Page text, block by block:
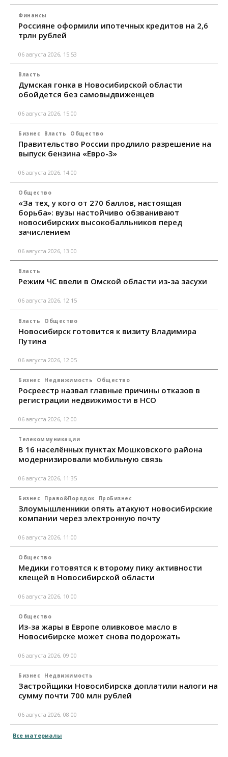
Финансы
Россияне оформили ипотечных кредитов на 2,6
трлн рублей
06 августа 2026, 15:53
Власть
Думская гонка в Новосибирской области
обойдется без самовыдвиженцев
06 августа 2026, 15:00
Бизнес Власть Общество
Правительство России продлило разрешение на
выпуск бензина «Евро-3»
06 августа 2026, 14:00
Общество
«За тех, у кого от 270 баллов, настоящая
борьба»: вузы настойчиво обзванивают
новосибирских высокобалльников перед
зачислением
06 августа 2026, 13:00
Власть
Режим ЧС ввели в Омской области из-за засухи
06 августа 2026, 12:15
Власть Общество
Новосибирск готовится к визиту Владимира
Путина
06 августа 2026, 12:05
Бизнес Недвижимость Общество
Росреестр назвал главные причины отказов в
регистрации недвижимости в НСО
06 августа 2026, 12:00
Телекоммуникации
В 16 населённых пунктах Мошковского района
модернизировали мобильную связь
06 августа 2026, 11:35
Бизнес Право&Порядок ПроБизнес
Злоумышленники опять атакуют новосибирские
компании через электронную почту
06 августа 2026, 11:00
Общество
Медики готовятся к второму пику активности
клещей в Новосибирской области
06 августа 2026, 10:00
Общество
Из-за жары в Европе оливковое масло в
Новосибирске может снова подорожать
06 августа 2026, 09:00
Бизнес Недвижимость
Застройщики Новосибирска доплатили налоги на
сумму почти 700 млн рублей
06 августа 2026, 08:00
Все материалы